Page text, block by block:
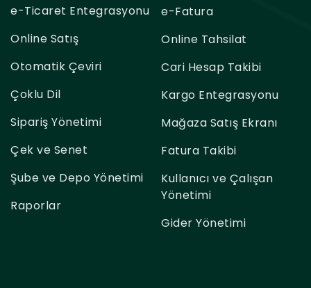
e-Ticaret Entegrasyonu
Online Satış
Otomatik Çeviri
Çoklu Dil
Sipariş Yönetimi
Çek ve Senet
Şube ve Depo Yönetimi
Raporlar
e-Fatura
Online Tahsilat
Cari Hesap Takibi
Kargo Entegrasyonu
Mağaza Satış Ekranı
Fatura Takibi
Kullanıcı ve Çalışan
Yönetimi
Gider Yönetimi